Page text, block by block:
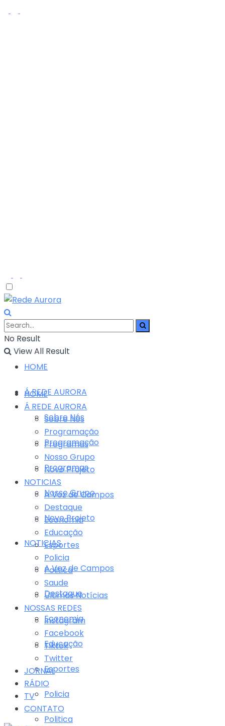
No Result
View All Result
HOME
Á REDE AURORA
Sobre Nós
Programação
Programas
Nosso Grupo
Novo Projeto
NOTICIAS
A Voz de Campos
Destaque
Economia
Educação
Esportes
Policia
Politica
HOME
Á REDE AURORA
Sobre Nós
Programação
Programas
Nosso Grupo
Novo Projeto
NOTICIAS
A Voz de Campos
Destaque
Economia
Educação
Esportes
Policia
Politica
Saude
Últimas Notícias
NOSSAS REDES
Instagram
Facebook
Tiktok
Twitter
JORNAL
RÁDIO
TV
CONTATO